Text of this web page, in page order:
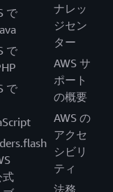
で
で
で
式
ナレッ
ジセン
ター
AWS サ
ポート
の概要
AWS の
アクセ
シビリ
ティ